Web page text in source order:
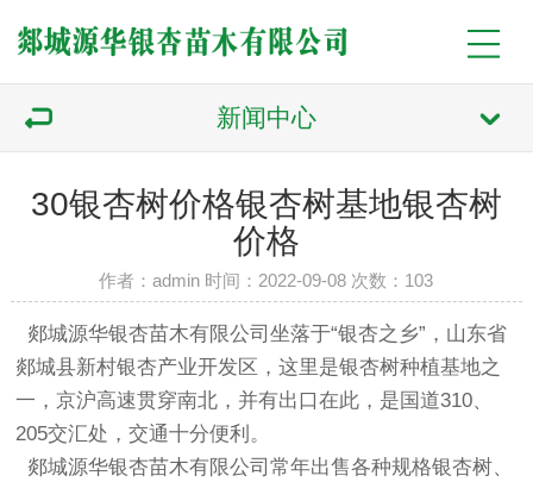
新闻中心
30银杏树价格银杏树基地银杏树
价格
作者：admin 时间：2022-09-08 次数： 103
郯城源华银杏苗木有限公司坐落于“银杏之乡”，山东省
郯城县新村银杏产业开发区，这里是银杏树种植基地之
一，京沪高速贯穿南北，并有出口在此，是国道310、
205交汇处，交通十分便利。
郯城源华银杏苗木有限公司常年出售各种规格银杏树、